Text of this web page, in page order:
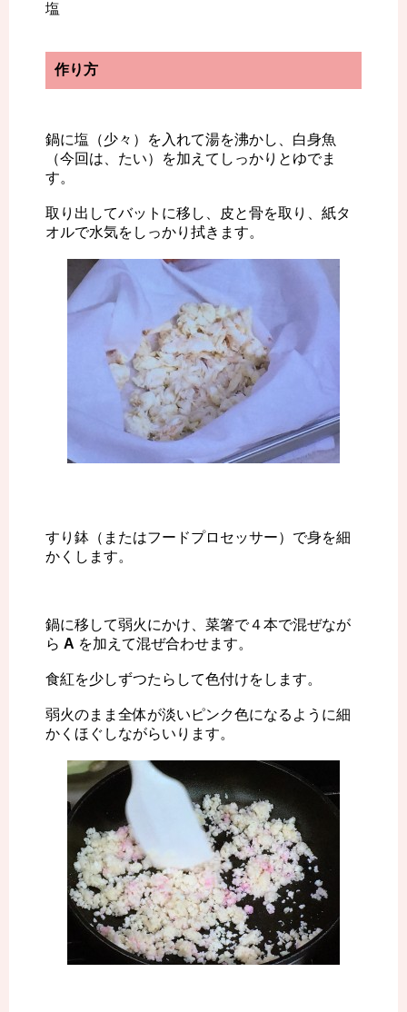
塩
作り方
鍋に塩（少々）を入れて湯を沸かし、白身魚
（今回は、たい）を加えてしっかりとゆでま
す。
取り出してバットに移し、皮と骨を取り、紙タ
オルで水気をしっかり拭きます。
すり鉢（またはフードプロセッサー）で身を細
かくします。
鍋に移して弱火にかけ、菜箸で４本で混ぜなが
ら A を加えて混ぜ合わせます。
食紅を少しずつたらして色付けをします。
弱火のまま全体が淡いピンク色になるように細
かくほぐしながらいります。